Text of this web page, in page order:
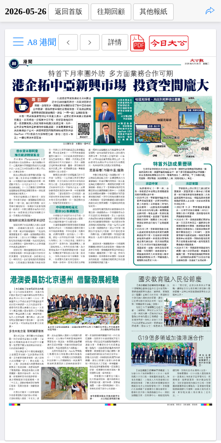
2026-05-26 返回首版 往期回顧 其他報紙
A8 港聞 詳情